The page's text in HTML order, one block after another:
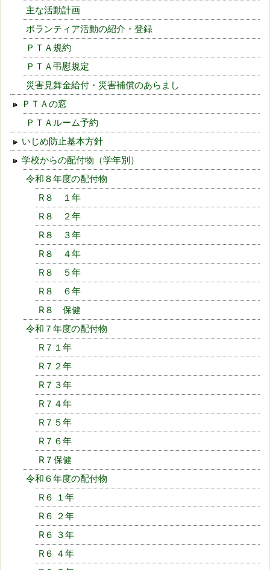
主な活動計画
ボランティア活動の紹介・登録
ＰＴＡ規約
ＰＴＡ弔慰規定
災害見舞金給付・災害補償のあらまし
ＰＴＡの窓
ＰＴＡルーム予約
いじめ防止基本方針
学校からの配付物（学年別）
令和８年度の配付物
R８ １年
R８ ２年
R８ ３年
R８ ４年
R８ ５年
R８ ６年
R８ 保健
令和７年度の配付物
R７１年
R７２年
R７３年
R７４年
R７５年
R７６年
R７保健
令和６年度の配付物
R６ １年
R６ ２年
R６ ３年
R６ ４年